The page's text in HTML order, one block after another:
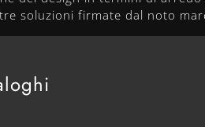
soluzioni firmate dal noto